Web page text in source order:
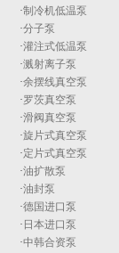
·制冷机低温泵
·分子泵
·灌注式低温泵
·溅射离子泵
·余摆线真空泵
·罗茨真空泵
·滑阀真空泵
·旋片式真空泵
·定片式真空泵
·油扩散泵
·油封泵
·德国进口泵
· 日本进口泵
·中韩合资泵